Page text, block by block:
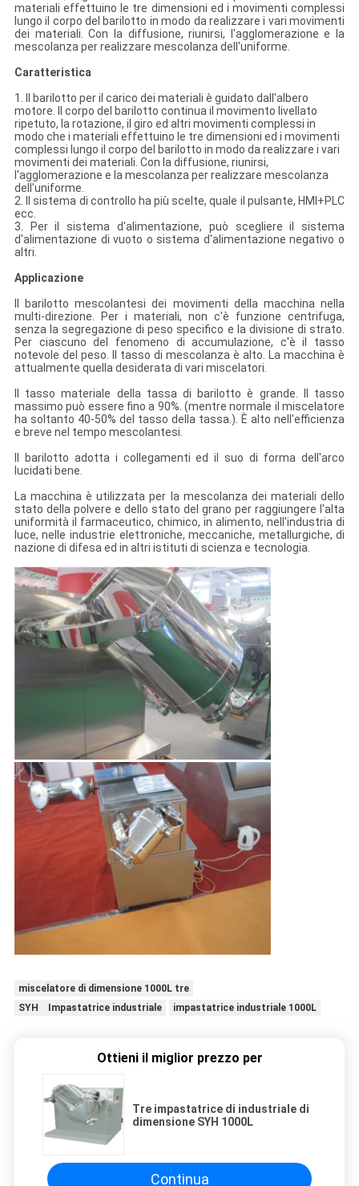
materiali effettuino le tre dimensioni ed i movimenti complessi
lungo il corpo del barilotto in modo da realizzare i vari movimenti
dei materiali. Con la diffusione, riunirsi, l'agglomerazione e la
mescolanza per realizzare mescolanza dell'uniforme.
Caratteristica
1. Il barilotto per il carico dei materiali è guidato dall'albero
motore. Il corpo del barilotto continua il movimento livellato
ripetuto, la rotazione, il giro ed altri movimenti complessi in
modo che i materiali effettuino le tre dimensioni ed i movimenti
complessi lungo il corpo del barilotto in modo da realizzare i vari
movimenti dei materiali. Con la diffusione, riunirsi,
l'agglomerazione e la mescolanza per realizzare mescolanza
dell'uniforme.
2. Il sistema di controllo ha più scelte, quale il pulsante, HMI+PLC
ecc.
3. Per il sistema d'alimentazione, può scegliere il sistema
d'alimentazione di vuoto o sistema d'alimentazione negativo o
altri.
Applicazione
Il barilotto mescolantesi dei movimenti della macchina nella
multi-direzione. Per i materiali, non c'è funzione centrifuga,
senza la segregazione di peso specifico e la divisione di strato.
Per ciascuno del fenomeno di accumulazione, c'è il tasso
notevole del peso. Il tasso di mescolanza è alto. La macchina è
attualmente quella desiderata di vari miscelatori.
Il tasso materiale della tassa di barilotto è grande. Il tasso
massimo può essere fino a 90%. (mentre normale il miscelatore
ha soltanto 40-50% del tasso della tassa.). È alto nell'efficienza
e breve nel tempo mescolantesi.
Il barilotto adotta i collegamenti ed il suo di forma dell'arco
lucidati bene.
La macchina è utilizzata per la mescolanza dei materiali dello
stato della polvere e dello stato del grano per raggiungere l'alta
uniformità il farmaceutico, chimico, in alimento, nell'industria di
luce, nelle industrie elettroniche, meccaniche, metallurgiche, di
nazione di difesa ed in altri istituti di scienza e tecnologia.
miscelatore di dimensione 1000L tre
SYH Impastatrice industriale
impastatrice industriale 1000L
Ottieni il miglior prezzo per
Tre impastatrice di industriale di
dimensione SYH 1000L
Continua